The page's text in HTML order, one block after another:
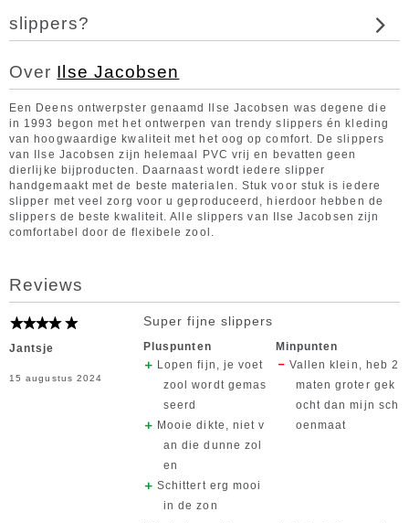
slippers?
Over Ilse Jacobsen
Een Deens ontwerpster genaamd Ilse Jacobsen was degene die
in 1993 begon met het ontwerpen van trendy slippers én kleding
van hoogwaardige kwaliteit met het oog op comfort. De slippers
van Ilse Jacobsen zijn helemaal PVC vrij en bevatten geen
dierlijke bijproducten. Daarnaast wordt iedere slipper
handgemaakt met de beste materialen. Stuk voor stuk is iedere
slipper met veel zorg voor u geproduceerd, hierdoor hebben de
slippers de beste kwaliteit. Alle slippers van Ilse Jacobsen zijn
comfortabel door de flexibele zool.
Reviews
Jantsje
15 augustus 2024
Super fijne slippers
Pluspunten
Lopen fijn, je voet
zool wordt gemas
seerd
Mooie dikte, niet v
an die dunne zol
en
Schittert erg mooi
in de zon
Minpunten
Vallen klein, heb 2
maten groter gek
ocht dan mijn sch
oenmaat